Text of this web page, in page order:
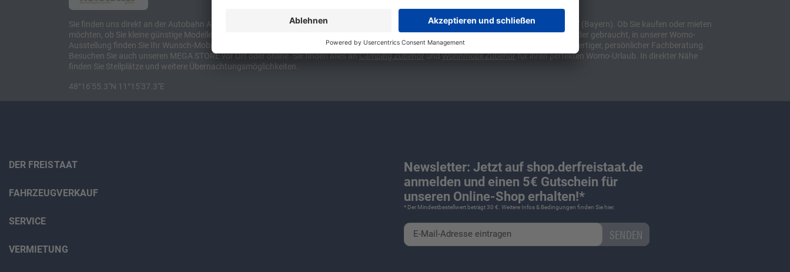
Sie finden uns direkt an der Autobahn A8 zwischen München und Stuttgart, 10 Minuten vor der Stadtgrenze Münchens, Ausfahrt "Sulzemoos" (Bayern). Ob Sie kaufen oder mieten
möchten, ob Sie kleine günstige Modelle suchen, etwa kompakte Camper Vans, oder den puren Luxus. Ob Caravan oder Wohnmobil, ob neu oder gebraucht, in unserer Womo-
Ausstellung finden Sie Ihr Wunsch-Mobil und alles für Camping und Caravaning! Wohnmobilverkauf und Wohnwagenverkauf inklusive hochwertiger, persönlicher Fachberatung.
Besuchen Sie auch unseren MEGA STORE vor Ort oder online. Sie finden alles anCampingZubehörundWohnmobil Zubehörfür ihren perfekten Womo-Urlaub. In direkter Nähe
finden Sie Stellplätze und weitere Übernachtungsmöglichkeiten.
48°16'55.3"N 11°15'37.3"E
DER FREISTAAT
FAHRZEUGVERKAUF
SERVICE
VERMIETUNG
Newsletter: Jetzt auf shop.derfreistaat.de
anmelden und einen 5€ Gutschein für
unseren Online-Shop erhalten!*
* Der Mindestbestellwert beträgt 30 €. Weitere Infos & Bedingungen finden Sie hier.